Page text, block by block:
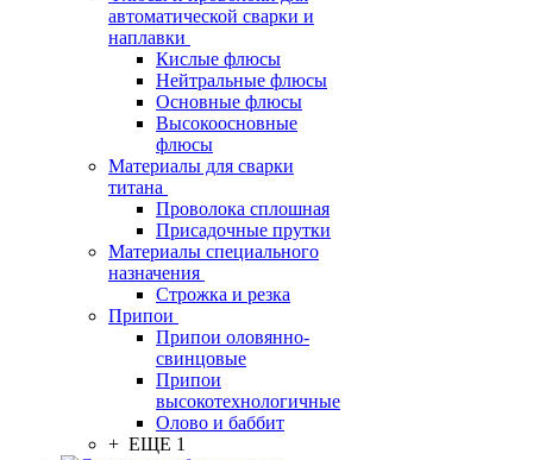
автоматической сварки и
наплавки
Кислые флюсы
Нейтральные флюсы
Основные флюсы
Высокоосновные
флюсы
Материалы для сварки
титана
Проволока сплошная
Присадочные прутки
Материалы специального
назначения
Строжка и резка
Припои
Припои оловянно-
свинцовые
Припои
высокотехнологичные
Олово и баббит
+ ЕЩЕ 1